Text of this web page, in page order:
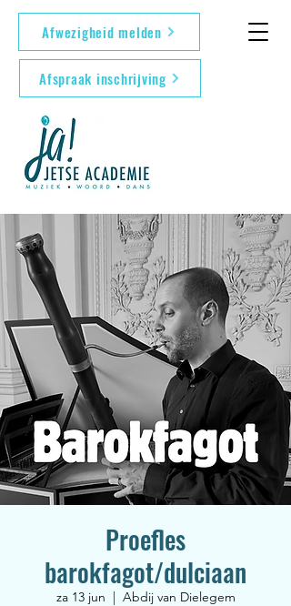
Afwezigheid melden
Afspraak inschrijving
Proefles
barokfagot/dulciaan
za 13 jun
  |
Abdij van Dielegem